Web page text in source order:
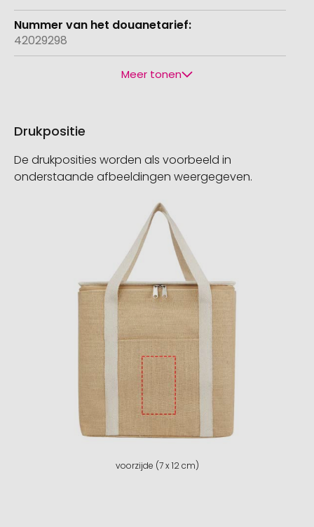
42029298
Meer tonen
Drukpositie
De drukposities worden als voorbeeld in
onderstaande afbeeldingen weergegeven.
voorzijde (7 x 12 cm)